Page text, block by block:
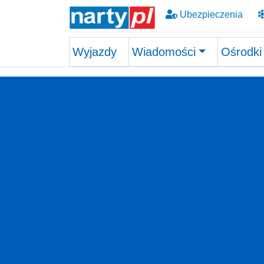
Ubezpieczenia
Wyjazdy Wiadomości Ośrodki